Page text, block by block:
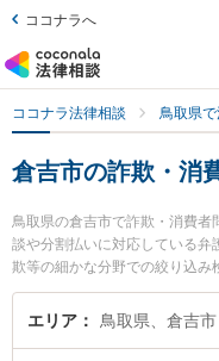
ココナラへ
ココナラ法律相談 鳥取県
倉吉市の詐欺・消
鳥取県の倉吉市で詐欺・消費者
談や分割払いに対応している弁
欺等の細かな分野での絞り込み
所の辻本 周平弁護士や倉吉う
ル情報や弁護士費用、強みな
エリア 鳥取県、倉吉市